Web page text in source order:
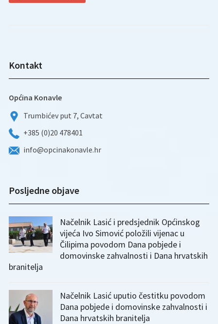
Kontakt
Općina Konavle
Trumbićev put 7, Cavtat
+385 (0)20 478401
info@opcinakonavle.hr
Posljedne objave
Načelnik Lasić i predsjednik Općinskog
vijeća Ivo Simović položili vijenac u
Čilipima povodom Dana pobjede i
domovinske zahvalnosti i Dana hrvatskih
branitelja
Načelnik Lasić uputio čestitku povodom
Dana pobjede i domovinske zahvalnosti i
Dana hrvatskih branitelja